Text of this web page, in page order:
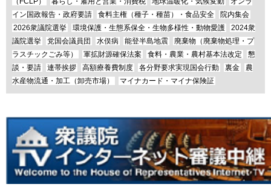
イン国政報告・政府要請
食料主権（種子・種苗）・食品安全
院内集会
2026衆議院選挙
環境保護・生態系保全・生物多様性・動物愛護
2024衆
議院選挙
党国会議員団 水俣病 能登半島地震
廃棄物（廃棄物処理・プ
ラスチックごみ等）
軍拡財源確保法案 食料・農業・農村基本法改定
懇
談・要請
連帯挨拶 高額療養費制度 各分野要求実現国会行動 裏金
農
水産物流通・加工（卸売市場）
マイナカード・マイナ保険証